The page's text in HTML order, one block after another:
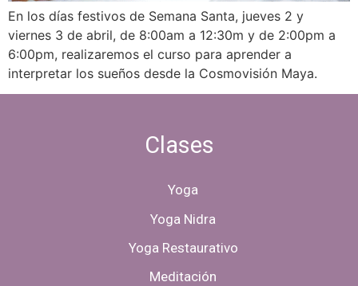
En los días festivos de Semana Santa, jueves 2 y
viernes 3 de abril, de 8:00am a 12:30m y de 2:00pm a
6:00pm, realizaremos el curso para aprender a
interpretar los sueños desde la Cosmovisión Maya.
Clases
Yoga
Yoga Nidra
Yoga Restaurativo
Meditación